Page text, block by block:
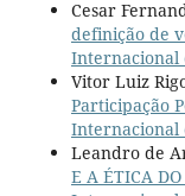
Cesar
definição de
Internacional
Vitor Luiz
Participação
Internacional
Leandro de
E A ÉTICA